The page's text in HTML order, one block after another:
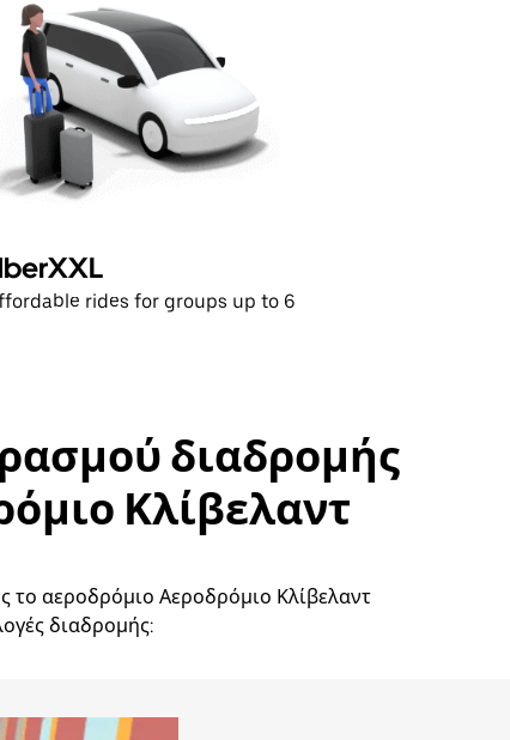
rides for groups up to 6
διαδρομής
Κλίβελαντ
το αεροδρόμιο Αεροδρόμιο Κλίβελαντ
διαδρομής: